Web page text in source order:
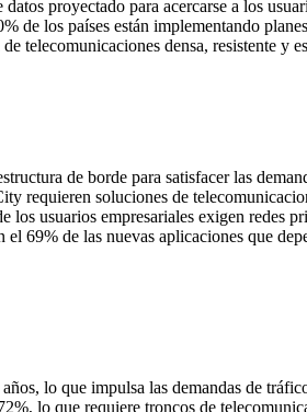
proyectado para acercarse a los
los países están implementando
telecomunicaciones densa, resistente y
de borde para satisfacer las
requieren soluciones de
usuarios empresariales exigen redes
69% de las nuevas aplicaciones que
lo que impulsa las demandas de
lo que requiere troncos de